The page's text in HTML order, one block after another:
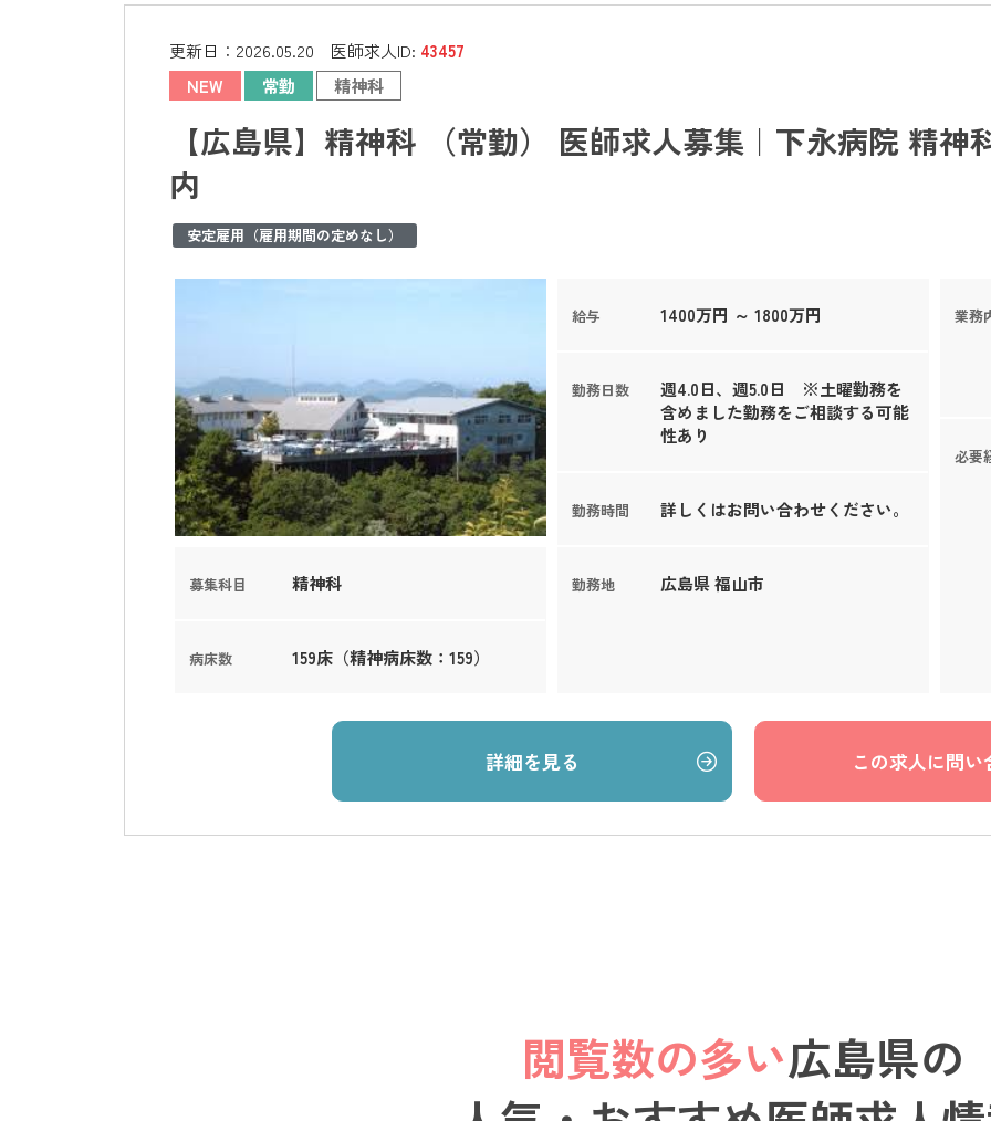
更新日： 2026.05.20 医師求人ID: 43457
NEW
常勤 精神科
【広島県】精神科 （常勤） 医師求人募集｜下永病院 精
内
安定雇用（雇用期間の定めなし）
募集科目 精神科
病床数 159床（精神病床数：159）
給与 1400万円 ～ 1800万円
勤務日数
週4.0日、週5.0日 ※土曜勤務を
含めました勤務をご相談する可能
性あり
勤務時間 詳しくはお問い合わせください。
勤務地 広島県 福山市
業務
必要
詳細を見る この求人に問い
閲覧数の多い広島県の